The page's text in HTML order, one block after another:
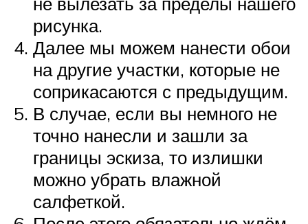
рисунка.
Далее мы можем нанести обои
на другие участки, которые не
соприкасаются с предыдущим.
В случае, если вы немного не
точно нанесли и зашли за
границы эскиза, то излишки
можно убрать влажной
салфеткой.